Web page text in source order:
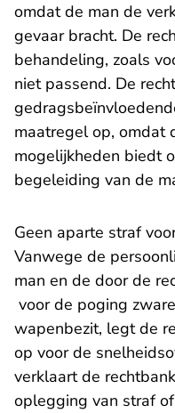
omdat de man de
gevaar bracht. De
behandeling, zoals
niet passend. De
maatregel op, omdat
mogelijkheden biedt
begeleiding van de
Geen aparte straf
Vanwege de
man en de door de
voor de poging
wapenbezit, legt de
op voor de
verklaart de
oplegging van straf of